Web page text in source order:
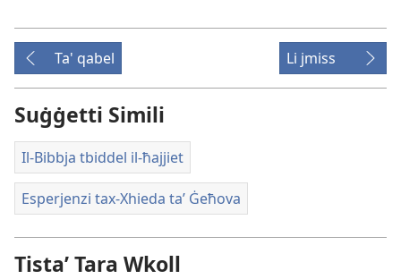
Ta' qabel Li jmiss
Suġġetti Simili
Il-Bibbja tbiddel il-ħajjiet
Esperjenzi tax-Xhieda taʼ Ġeħova
Tistaʼ Tara Wkoll